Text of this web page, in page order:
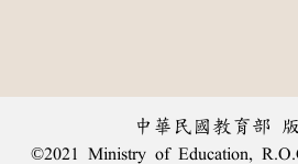
中華民國教育部
©2021 Ministry of Education,